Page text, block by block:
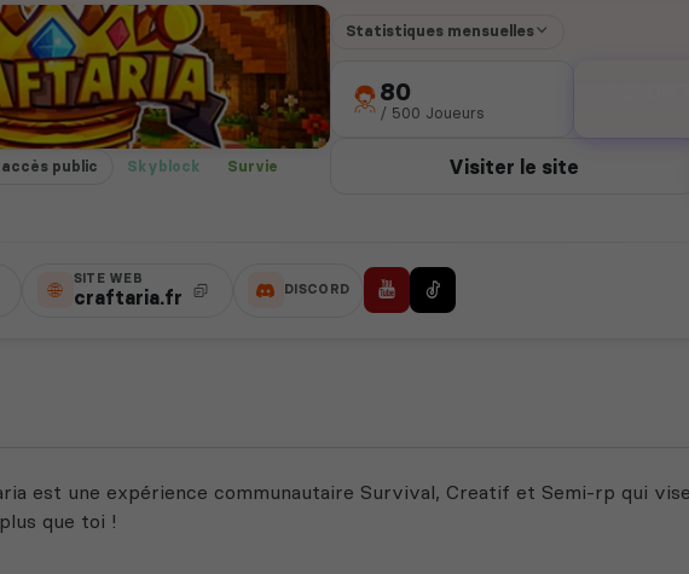
public Skyblock
Survie
Statistiques mensuelles
80
/ 500 Joueurs
Visiter le site
SITE WEB
craftaria.fr DISCORD
est une expérience communautaire Survival, Creatif et Semi-rp qui
que toi !